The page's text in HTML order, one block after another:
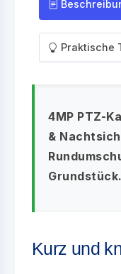
Praktische
4MP PTZ-
&
Grundstück.
Kurz und